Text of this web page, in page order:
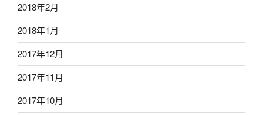
2018年2月
2018年1月
2017年12月
2017年11月
2017年10月